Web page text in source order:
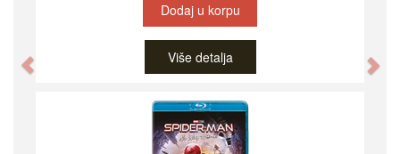
Dodaj u korpu
Više detalja